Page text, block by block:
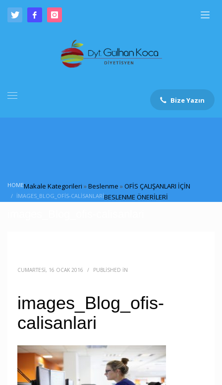
Bize Yazın
HOMEMakale Kategorileri »Beslenme »OFİS ÇALIŞANLARI İÇİN
BESLENME ÖNERİLERİ
IMAGES_BLOG_OFIS-CALISANLARI
CUMARTESI, 16 OCAK 2016 / PUBLISHED IN
images_Blog_ofis-
calisanlari